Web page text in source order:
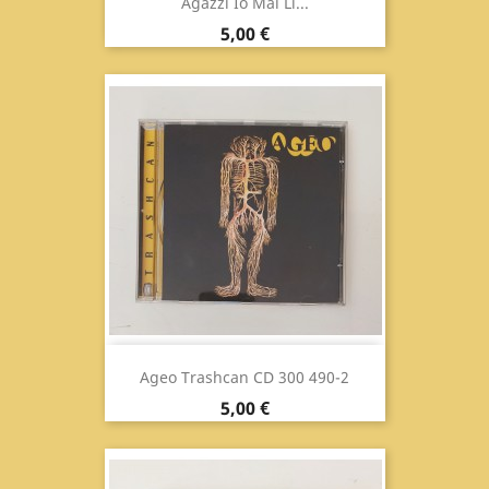
Prix
5,00 €
Ageo Trashcan CD 300 490-2
Prix
5,00 €